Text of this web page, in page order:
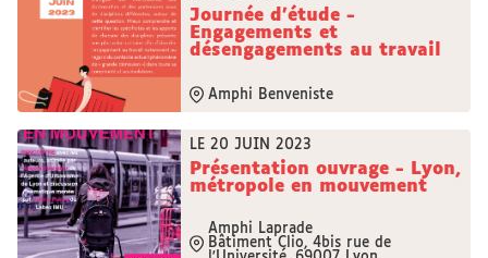
Journée d'étude -
Engagements et
désengagements au travail
Amphi Benveniste
LE 20 JUIN 2023
Présentation ouvrage - Lyon,
métropole en mouvement
Amphi Laprade
Bâtiment Clio, 4bis rue de